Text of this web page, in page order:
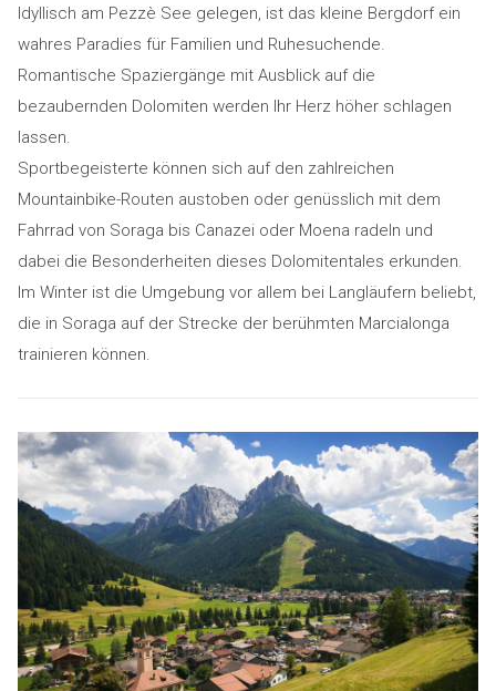
Idyllisch am Pezzè See gelegen, ist das kleine Bergdorf ein
wahres Paradies für Familien und Ruhesuchende.
Romantische Spaziergänge mit Ausblick auf die
bezaubernden Dolomiten werden Ihr Herz höher schlagen
lassen.
Sportbegeisterte können sich auf den zahlreichen
Mountainbike-Routen austoben oder genüsslich mit dem
Fahrrad von Soraga bis Canazei oder Moena radeln und
dabei die Besonderheiten dieses Dolomitentales erkunden.
Im Winter ist die Umgebung vor allem bei Langläufern beliebt,
die in Soraga auf der Strecke der berühmten Marcialonga
trainieren können.